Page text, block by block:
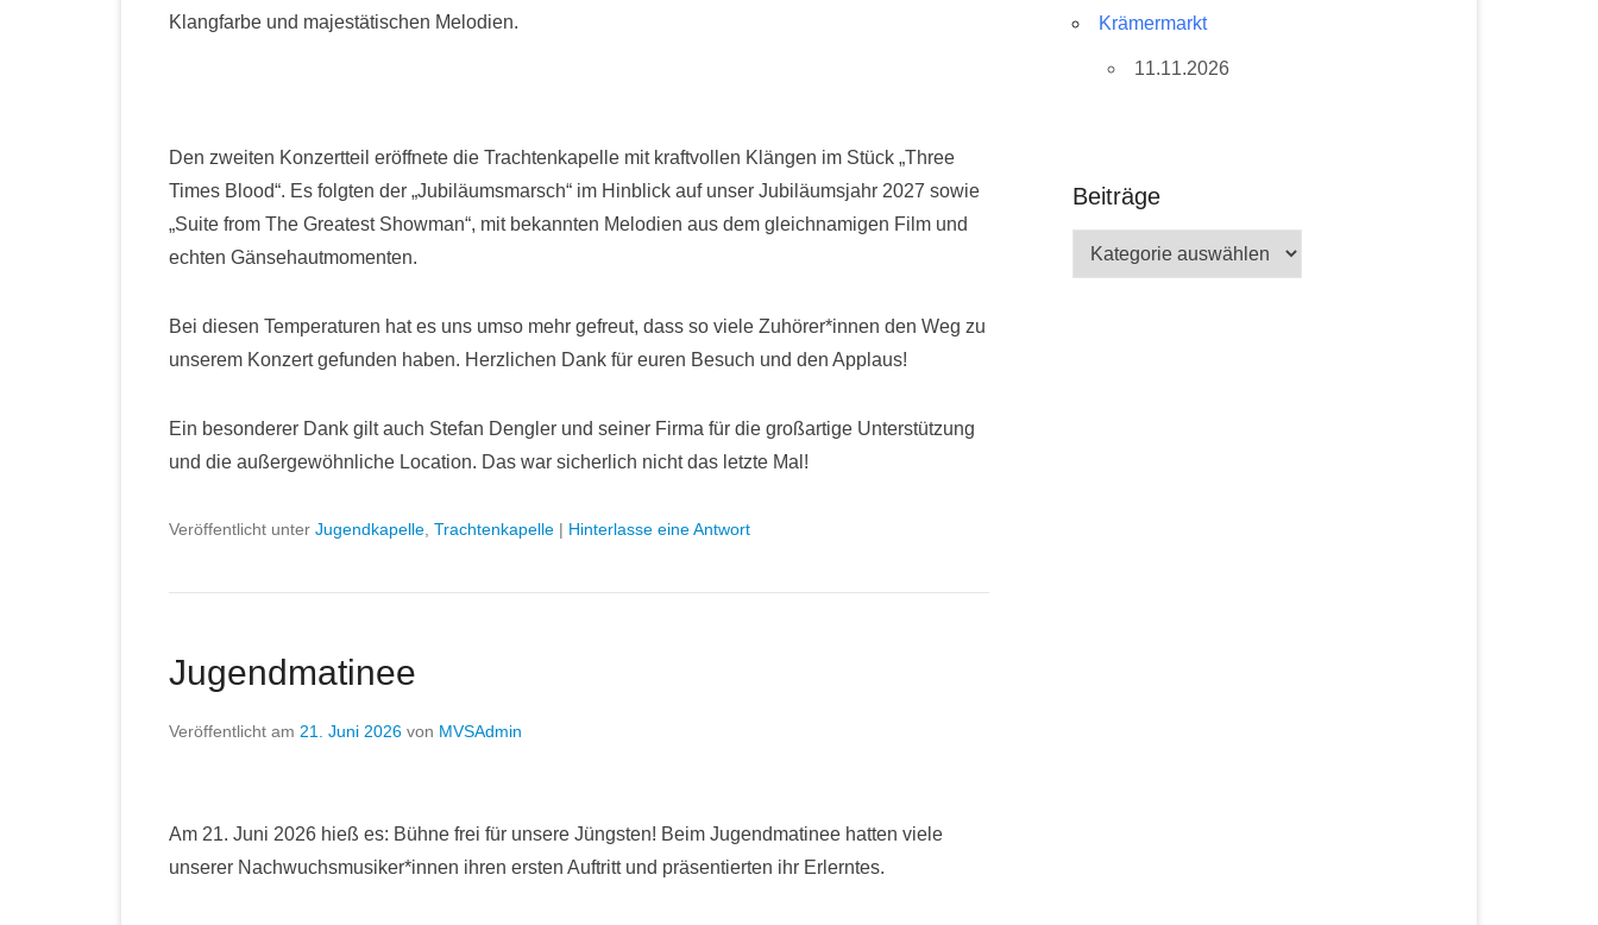
Klangfarbe und majestätischen Melodien.
Den zweiten Konzertteil eröffnete die Trachtenkapelle mit kraftvollen Klängen im Stück „Three
Times Blood“. Es folgten der „Jubiläumsmarsch“ im Hinblick auf unser Jubiläumsjahr 2027 sowie
„Suite from The Greatest Showman“, mit bekannten Melodien aus dem gleichnamigen Film und
echten Gänsehautmomenten.
Bei diesen Temperaturen hat es uns umso mehr gefreut, dass so viele Zuhörer*innen den Weg zu
unserem Konzert gefunden haben. Herzlichen Dank für euren Besuch und den Applaus!
Ein besonderer Dank gilt auch Stefan Dengler und seiner Firma für die großartige Unterstützung
und die außergewöhnliche Location. Das war sicherlich nicht das letzte Mal!
Veröffentlicht unter Jugendkapelle Trachtenkapelle | Hinterlasse eine Antwort
Jugendmatinee
Veröffentlicht am 21. Juni 2026 von MVSAdmin
Am 21. Juni 2026 hieß es: Bühne frei für unsere Jüngsten! Beim Jugendmatinee hatten viele
unserer Nachwuchsmusiker*innen ihren ersten Auftritt und präsentierten ihr Erlerntes.
Krämermarkt
11.11.2026
Beiträge
Beiträge